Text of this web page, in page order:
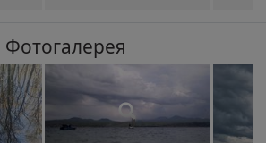
Фотогалерея